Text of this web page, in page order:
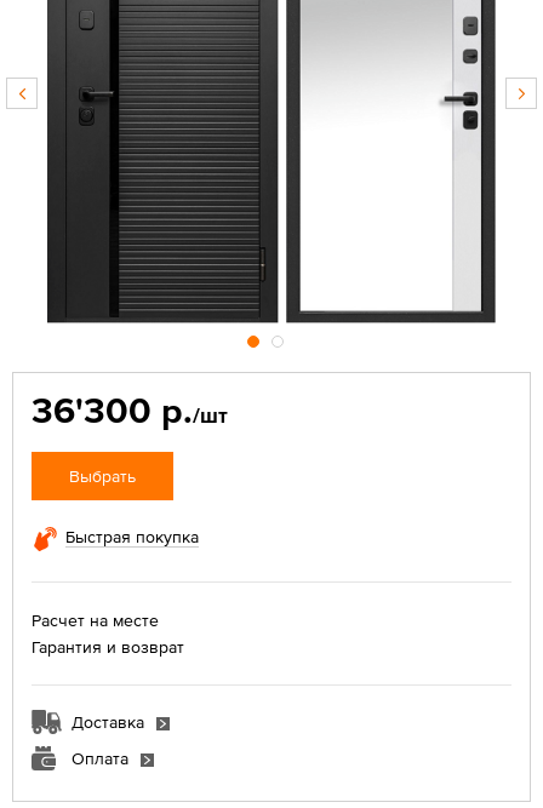
36'300 р./шт
Выбрать
Быстрая покупка
Расчет на месте
Гарантия и возврат
Доставка
Оплата